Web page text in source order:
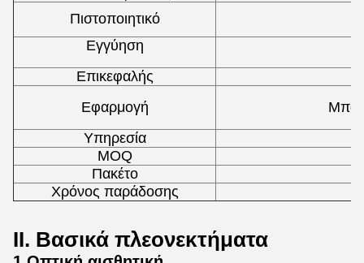
Πιστοποιητικό
Εγγύηση
Επικεφαλής
Εφαρμογή
Υπηρεσία
MOQ
Πακέτο
Χρόνος παράδοσης
ΙΙ. Βασικά πλεονεκτήματα